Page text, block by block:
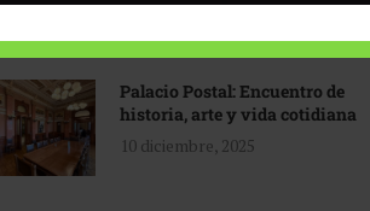
31 marzo, 2026
Palacio Postal: Encuentro de
historia, arte y vida cotidiana
10 diciembre, 2025